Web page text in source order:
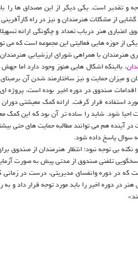
و تقدیر است. یکی دیگر از این مصداق ها را
گشایی از مشکلات هنرمندان و نیز در راه
اعتباری هنر درباب تعداد و چگونگی ارائه
از حوزه هایی فعالیتی این مجموعه است که می
با همراهی شورای ارزشیابی
و میزان حمایت و نیز ساختارمند شدن آن
صندوق در دوره اخیر بوده است،
استفاده قرار گرفت. ارائه کمک معیشتی دوران
شود. شاید را ساده تر آن بود که این کمک
آینده هم می توانند مطالبه حمایت های حتی
سوال پاسخ داده شود.
نکته بی توجه نبود؛ انتظار هنرمندان از
پاسخگویی تلفنی صندوق از مدتی پیش به صورت
که در دوره وانفسای مدیریتی، درست در
هنر در دوره اخیر را باید مورد توجه قرار داد